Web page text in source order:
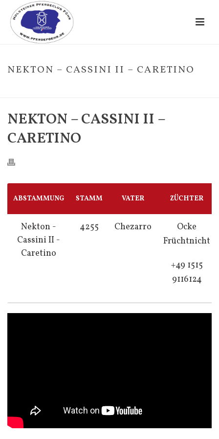
NEKTON – CASSINI II – CARETINO
NEKTON – CASSINI II –
CARETINO
ABSTAMMUNG STAMM VATER ZÜCHTER
Nekton -
Cassini II -
Caretino
4255 Chezarro
Ocke
Früchtnicht
+49 1515
9116124